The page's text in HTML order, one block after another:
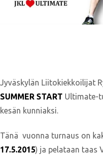
Jyväskylän Liitokiekkoilijat
SUMMER START Ultimate-
kesän kunniaksi.
Tänä vuonna turnaus on
17.5.2015) ja pelataan taas